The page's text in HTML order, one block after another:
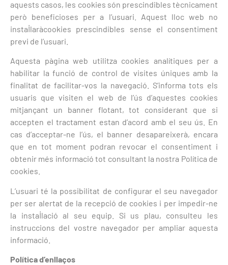
aquests casos, les cookies són prescindibles tècnicament
però beneficioses per a l’usuari. Aquest lloc web no
instal·laràcookies prescindibles sense el consentiment
previ de l’usuari.
Aquesta pàgina web utilitza cookies analítiques per a
habilitar la funció de control de visites úniques amb la
finalitat de facilitar-vos la navegació. S’informa tots els
usuaris que visiten el web de l’ús d’aquestes cookies
mitjançant un banner flotant, tot considerant que si
accepten el tractament estan d’acord amb el seu ús. En
cas d’acceptar-ne l’ús, el banner desapareixerà, encara
que en tot moment podran revocar el consentiment i
obtenir més informació tot consultant la nostra Política de
cookies.
L’usuari té la possibilitat de configurar el seu navegador
per ser alertat de la recepció de cookies i per impedir-ne
la instal·lació al seu equip. Si us plau, consulteu les
instruccions del vostre navegador per ampliar aquesta
informació.
Política d’enllaços